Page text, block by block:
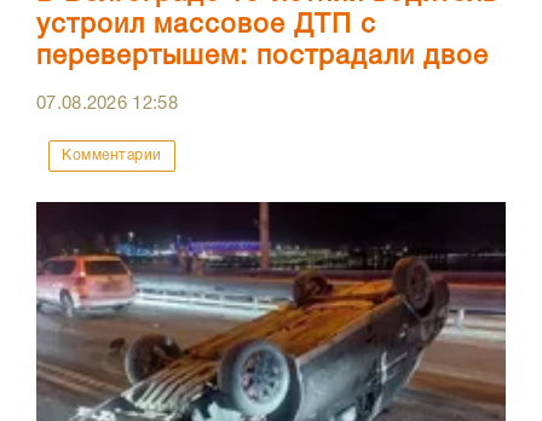
устроил массовое ДТП с
перевертышем: пострадали двое
07.08.2026 12:58
Комментарии